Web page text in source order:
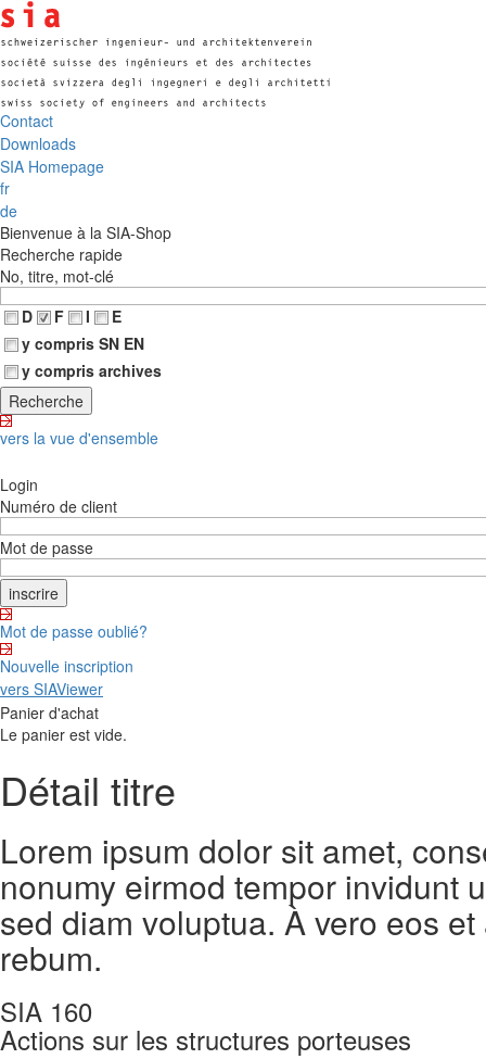
Contact
Downloads
SIA Homepage
fr
de
Bienvenue à la SIA-Shop
Recherche rapide
No, titre, mot-clé
D
F I
E
y compris SN EN
y compris archives
vers la vue d'ensemble
Login
Numéro de client
Mot de passe
Mot de passe oublié?
Nouvelle inscription
vers SIAViewer
Panier d'achat
Le panier est vide.
Détail titre
Lorem ipsum dolor sit amet,
nonumy eirmod tempor invidunt
sed diam voluptua. À vero eos
rebum.
SIA 160
Actions sur les structures porteuses